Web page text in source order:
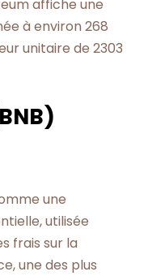
affiche une
à environ 268
unitaire de 2303
une
utilisée
frais sur la
une des plus